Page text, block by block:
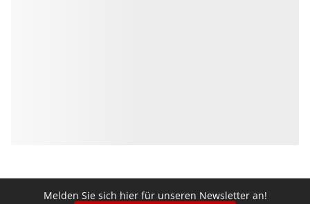
Melden Sie sich hier für unseren Newsletter an!